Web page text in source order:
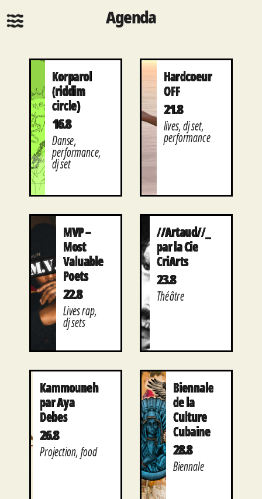
Agenda
Korparol
(riddim
circle)
16.8
Danse,
performance,
dj set
Hardcoeur
OFF
21.8
lives, dj set,
performance
MVP –
Most
Valuable
Poets
22.8
Lives rap,
dj sets
//Artaud//_
par la Cie
CriArts
23.8
Théâtre
Kammouneh
par Aya
Debes
26.8
Projection, food
Biennale
de la
Culture
Cubaine
28.8
Biennale